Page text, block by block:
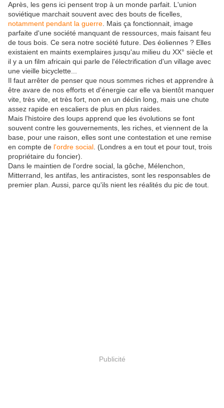
Après, les gens ici pensent trop à un monde parfait. L'union
soviétique marchait souvent avec des bouts de ficelles,
notamment pendant la guerre . Mais ça fonctionnait, image
parfaite d'une société manquant de ressources, mais faisant feu
de tous bois. Ce sera notre société future. Des éoliennes ? Elles
existaient en maints exemplaires jusqu'au milieu du XX° siècle et
il y a un film africain qui parle de l'électrification d'un village avec
une vieille bicyclette...
Il faut arrêter de penser que nous sommes riches et apprendre à
être avare de nos efforts et d'énergie car elle va bientôt manquer
vite, très vite, et très fort, non en un déclin long, mais une chute
assez rapide en escaliers de plus en plus raides.
Mais l'histoire des loups apprend que les évolutions se font
souvent contre les gouvernements, les riches, et viennent de la
base, pour une raison, elles sont une contestation et une remise
en compte de l'ordre social . (Londres a en tout et pour tout, trois
propriétaire du foncier).
Dans le maintien de l'ordre social, la gôche, Mélenchon,
Mitterrand, les antifas, les antiracistes, sont les responsables de
premier plan. Aussi, parce qu'ils nient les réalités du pic de tout.
Publicité